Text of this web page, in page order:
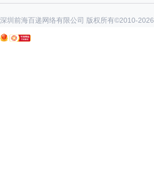
深圳前海百递网络有限公司 版权所有©2010-2026